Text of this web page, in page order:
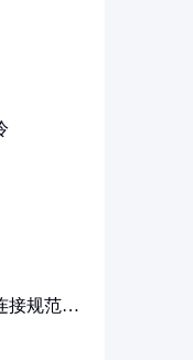
接规范详